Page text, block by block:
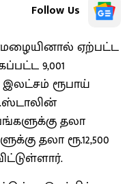
Follow Us
ஏற்பட்ட
9,001
இலட்சம் ரூபாய்
தலா
தலா ரூ.12,500